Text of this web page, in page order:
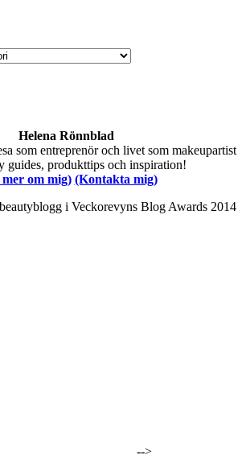
Helena Rönnblad
som entreprenör och livet som makeupartist
guides, produkttips och inspiration!
om mig) (Kontakta mig)
i Veckorevyns Blog Awards 2014
-->